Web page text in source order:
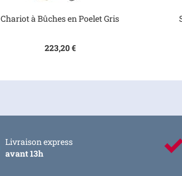
Chariot à Bûches en Poelet Gris
223,20 €
Livraison express
avant 13h